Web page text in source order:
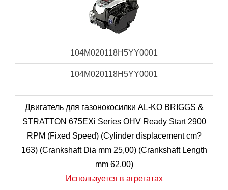
104M020118H5YY0001
104M020118H5YY0001
Двигатель для газонокосилки AL-KO BRIGGS &
STRATTON 675EXi Series OHV Ready Start 2900
RPM (Fixed Speed) (Cylinder displacement cm?
163) (Crankshaft Dia mm 25,00) (Crankshaft Length
mm 62,00)
Используется в агрегатах